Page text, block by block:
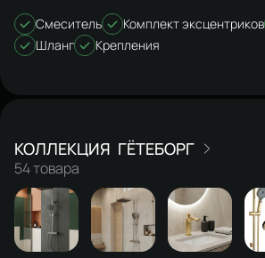
Смеситель Комплект эксцентриков
Шланг
Крепления
ГЁТЕБОРГ
54 товара